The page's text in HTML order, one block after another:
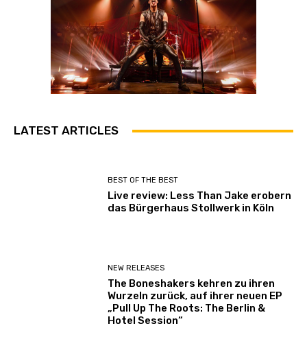
LATEST ARTICLES
BEST OF THE BEST
Live review: Less Than Jake erobern
das Bürgerhaus Stollwerk in Köln
NEW RELEASES
The Boneshakers kehren zu ihren
Wurzeln zurück, auf ihrer neuen EP
„Pull Up The Roots: The Berlin &
Hotel Session“